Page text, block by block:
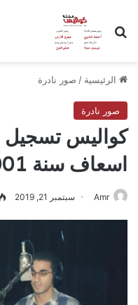
بحث عن
الرئيسية / صور نادرة
صور نادرة
اسعاف سنة 2001
Amr سبتمبر 21, 2019